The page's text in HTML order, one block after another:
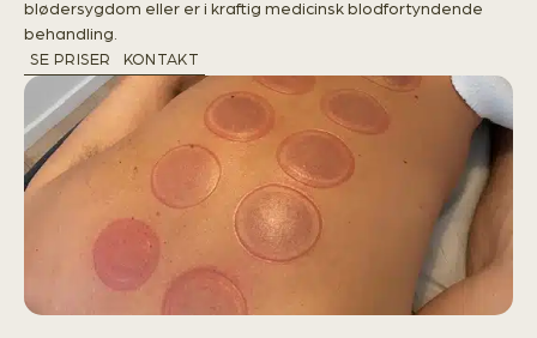
blødersygdom eller er i kraftig medicinsk blodfortyndende
behandling.
SE PRISER KONTAKT